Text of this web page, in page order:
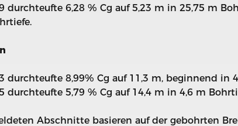
durchteufte 6,28 % Cg auf 5,23 m in 25,75 m
durchteufte 8,99% Cg auf 11,3 m, beginnend
durchteufte 5,79 % Cg auf 14,4 m in 4,6 m
Abschnitte basieren auf der gebohrten